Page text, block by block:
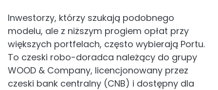
Inwestorzy, którzy szukają podobnego
modelu, ale z niższym progiem opłat przy
większych portfelach, często wybierają Portu.
To czeski robo-doradca należący do grupy
WOOD & Company, licencjonowany przez
czeski bank centralny (CNB) i dostępny dla